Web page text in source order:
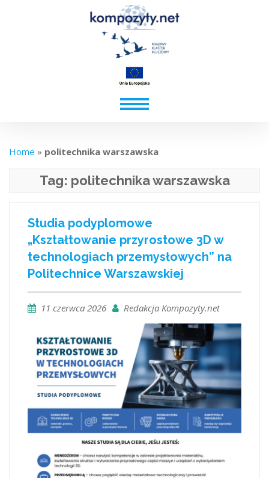
Home » politechnika warszawska
Tag: politechnika warszawska
Studia podyplomowe
„Kształtowanie przyrostowe 3D w
technologiach przemysłowych” na
Politechnice Warszawskiej
11 czerwca 2026 Redakcja Kompozyty.net